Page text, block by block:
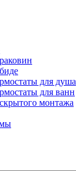
для душа
для ванн
монтажа